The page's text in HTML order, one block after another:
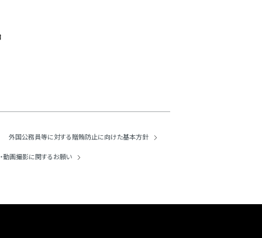
外国公務員等に対する贈賄防止に向けた基本方針
動画撮影に関するお願い